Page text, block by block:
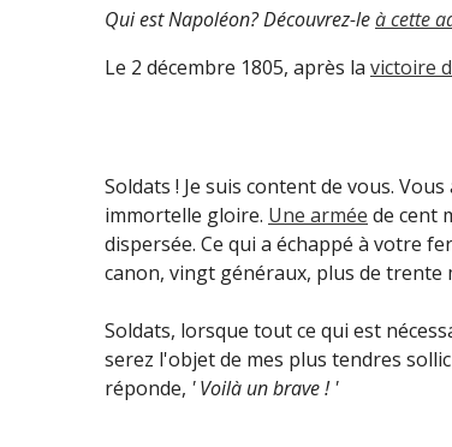
Qui est Napoléon? Découvrez-leà cette
Le 2 décembre 1805, après la victoire
Soldats ! Je suis content de vous.
immortelle gloire. Une armée de cent
dispersée. Ce qui a échappé à votre
canon, vingt généraux, plus de
Soldats, lorsque tout ce qui est
serez l'objet de mes plus tendres
réponde, ' Voilà un brave ! '